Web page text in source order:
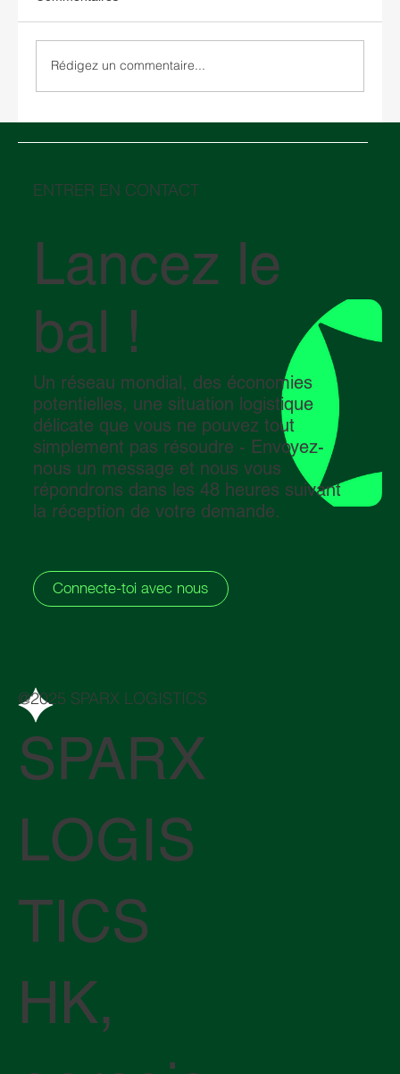
Rédigez un commentaire...
ENTRER EN CONTACT
Lancez le
bal !
Un réseau mondial, des économies
potentielles, une situation logistique
délicate que vous ne pouvez tout
simplement pas résoudre - Envoyez-
nous un message et nous vous
répondrons dans les 48 heures suivant
la réception de votre demande.
Connecte-toi avec nous
@2025 SPARX LOGISTICS
SPARX
LOGIS
TICS
HK,